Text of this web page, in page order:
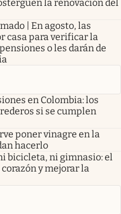
la renovación del
| En agosto, las
casa para verificar la
o les darán de
en Colombia: los
si se cumplen
poner vinagre en la
hacerlo
bicicleta, ni gimnasio: el
y mejorar la